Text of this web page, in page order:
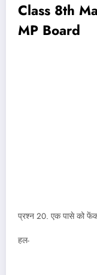
Class 8th
MP Board
प्रश्न 20. एक पासे को
हल-